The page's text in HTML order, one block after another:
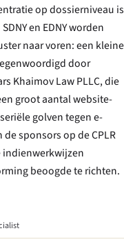
op dossierniveau is
en EDNY worden
naar voren: een kleine
door
Khaimov Law PLLC, die
groot aantal website-
golven tegen e-
sponsors op de CPLR
indienwerkwijzen
beoogde te richten.